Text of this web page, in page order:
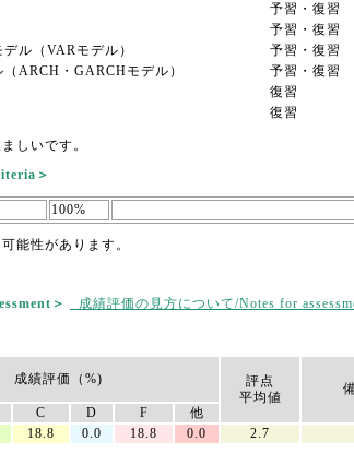
予習・復習
予習・復習
ル（VARモデル）
予習・復習
ARCH・GARCHモデル）
予習・復習
復習
復習
しいです。
＞
100%
能性があります。
＞ 成績評価の見方について/Notes for
成績評価（%)
評点
平均値
C D F
他
18.8 0.0 18.8 0.0 2.7